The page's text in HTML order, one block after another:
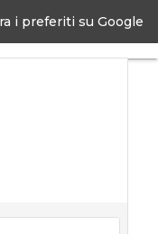
i preferiti su Google